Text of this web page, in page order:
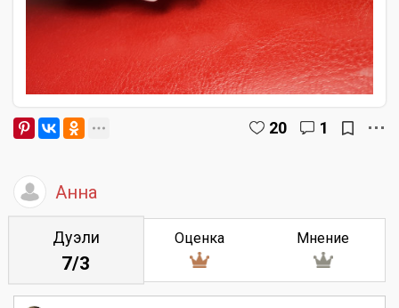
20 1
Анна
Дуэли
7/3
Оценка Мнение